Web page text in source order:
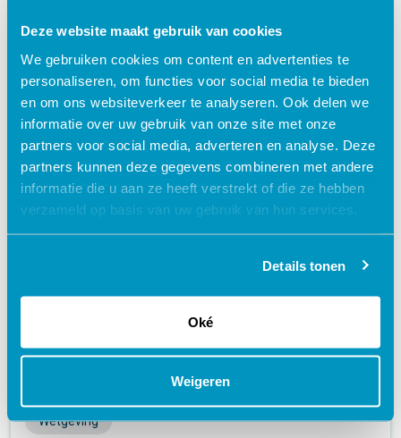
Deze website maakt gebruik van cookies
We gebruiken cookies om content en advertenties te
personaliseren, om functies voor social media te bieden
en om ons websiteverkeer te analyseren. Ook delen we
informatie over uw gebruik van onze site met onze
partners voor social media, adverteren en analyse. Deze
partners kunnen deze gegevens combineren met andere
informatie die u aan ze heeft verstrekt of die ze hebben
verzameld op basis van uw gebruik van hun services.
Details tonen
Oké
Weigeren
schedule 75 MINUTEN
GDPR en gegevensbescherming
Stafmedewerker algemeen | ZKH
Wetgeving